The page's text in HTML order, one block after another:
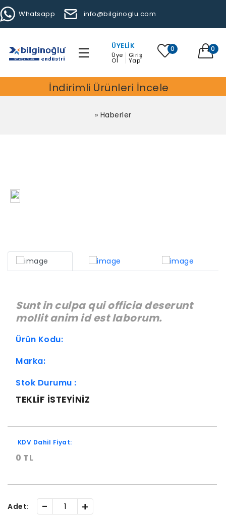
Whatsapp info@bilginoglu.com
ÜYELIK
Üye
Ol
Giriş
Yap
0 0
İndirimli Ürünleri İncele
» Haberler
Sunt in culpa qui officia deserunt
mollit anim id est laborum.
Ürün Kodu:
Marka:
Stok Durumu :
TEKLIF ISTEYINIZ
KDV Dahil Fiyat:
0 TL
Adet: - +